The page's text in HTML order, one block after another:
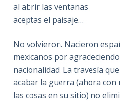
al abrir las ventanas
aceptas el paisaje…
No volvieron. Nacieron
mexicanos por
nacionalidad. La travesía
acabar la guerra (ahora
las cosas en su sitio) no